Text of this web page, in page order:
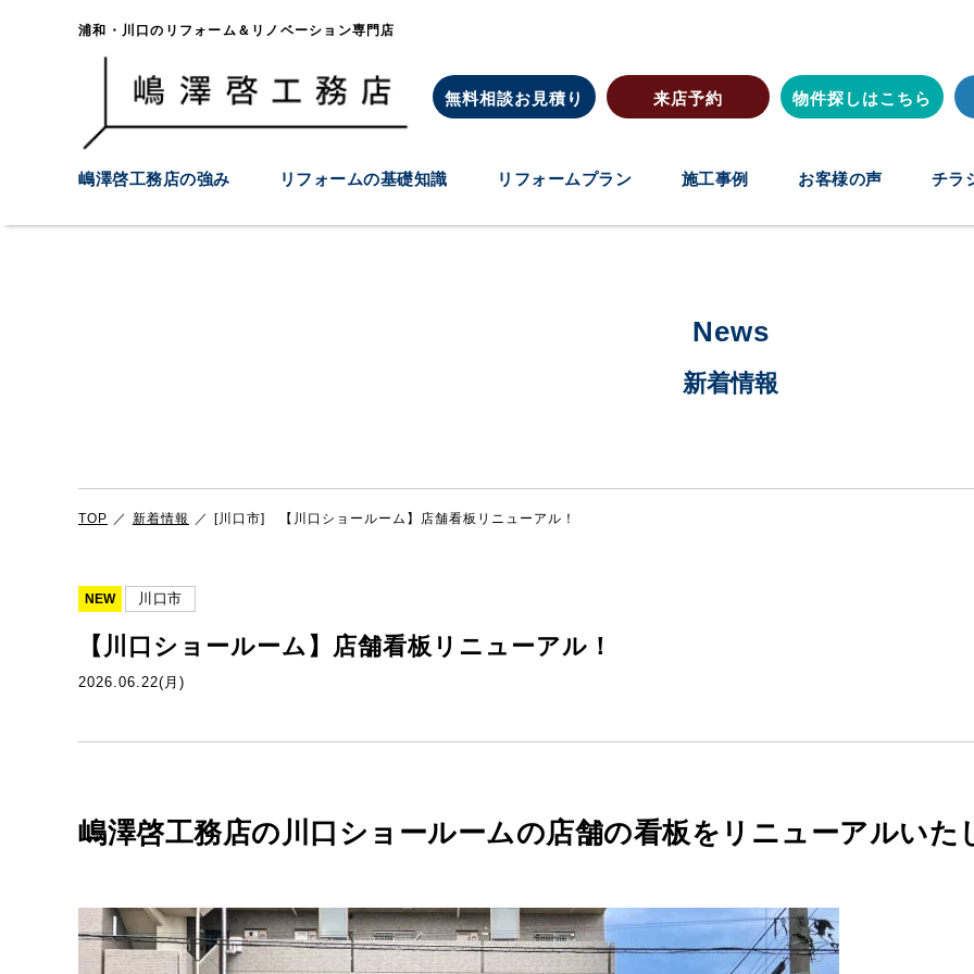
浦和・川口のリフォーム＆リノベーション専門店
無料相談お見積り 来店予約 物件探しはこちら
嶋澤啓工務店の強み リフォームの基礎知識 リフォームプラン 施工事例 お客様の声 チラ
News
新着情報
TOP 新着情報 [川口市] 【川口ショールーム】店舗看板リニューアル！
NEW 川口市
【川口ショールーム】店舗看板リニューアル！
2026.06.22(月)
嶋澤啓工務店の川口ショールームの店舗の看板をリニューアルいた